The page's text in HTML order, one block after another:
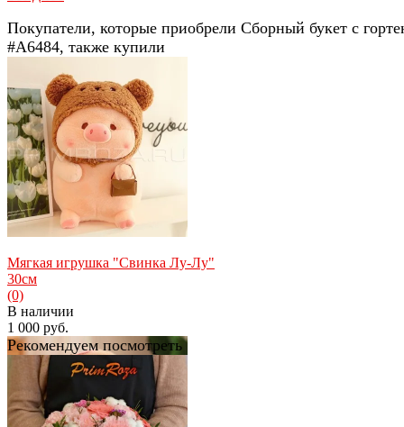
Покупатели, которые приобрели Сборный букет с
#A6484, также купили
Мягкая игрушка "Свинка Лу-Лу"
30см
(0)
В наличии
1 000 руб.
Рекомендуем посмотреть